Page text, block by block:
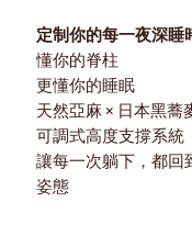
定制你的每一夜深睡
懂你的脊柱
更懂你的睡眠
天然亞麻 × 日本黑蕎
可調式高度支撐系統
讓每一次躺下，都回
姿態